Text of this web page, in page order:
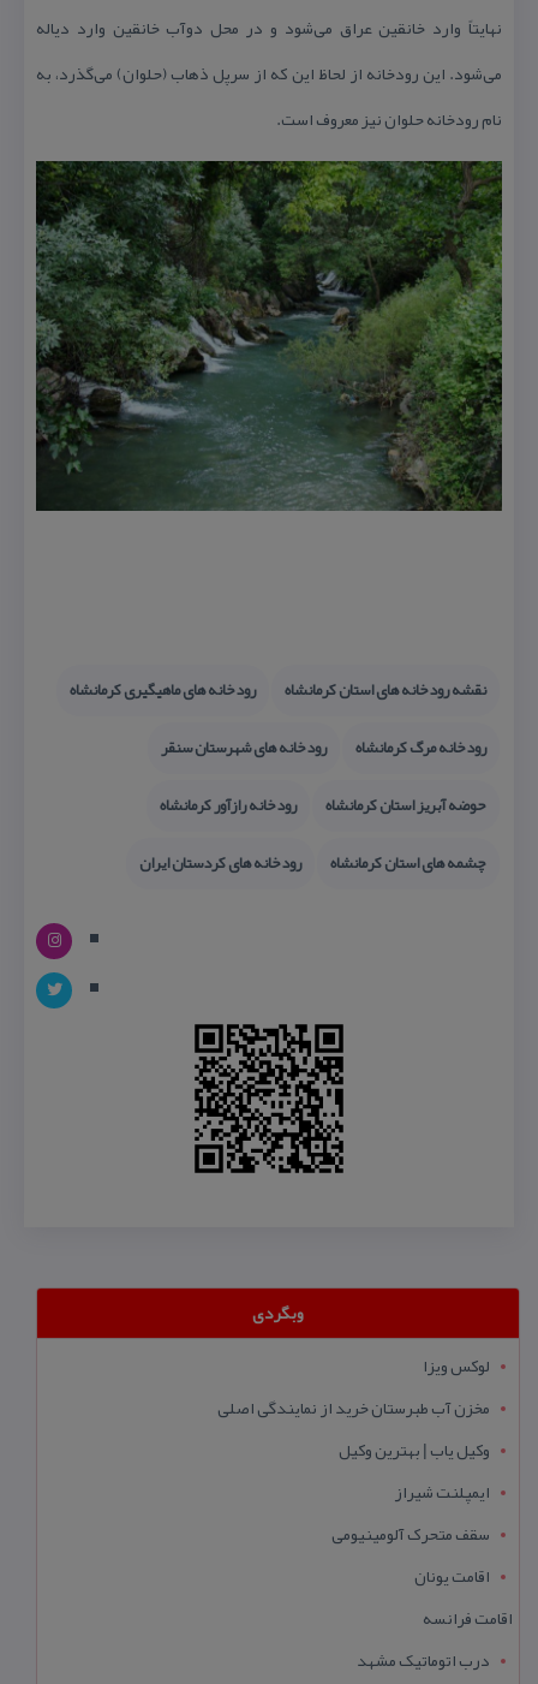
نهایتاً وارد خانقین عراق می‌شود و در محل دوآب خانقین وارد دیاله
می‌شود. این رودخانه از لحاظ این كه از سرپل‌ ذهاب (حلوان) می‌گذرد، به
نام رودخانه حلوان نیز معروف است.
نقشه رودخانه های استان كرمانشاه
رودخانه های ماهیگیری كرمانشاه
رودخانه مرگ كرمانشاه
رودخانه های شهرستان سنقر
حوضه آبریز استان كرمانشاه
رودخانه رازآور كرمانشاه
چشمه های استان كرمانشاه
رودخانه های كردستان ایران
وبگردی
لوکس ویزا
مخزن آب طبرستان خرید از نمایندگی اصلی
وکیل یاب | بهترین وکیل
ایمپلنت شیراز
سقف متحرک آلومینیومی
اقامت یونان
اقامت فرانسه
درب اتوماتیک مشهد